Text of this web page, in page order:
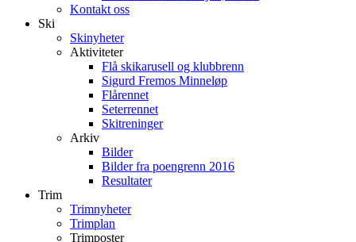
Kontakt oss
Ski
Skinyheter
Aktiviteter
Flå skikarusell og klubbrenn
Sigurd Fremos Minneløp
Flårennet
Seterrennet
Skitreninger
Arkiv
Bilder
Bilder fra poengrenn 2016
Resultater
Trim
Trimnyheter
Trimplan
Trimposter